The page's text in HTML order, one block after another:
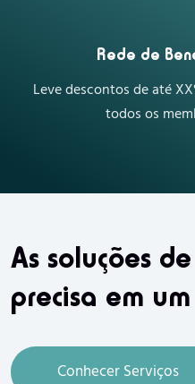
Rede de
Leve descontos de até
todos os
As soluções
precisa em
Conhecer Serviços